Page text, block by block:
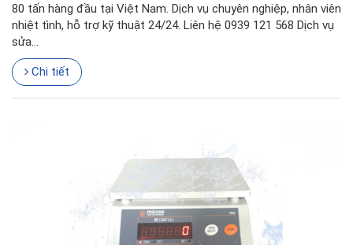
80 tấn hàng đầu tại Việt Nam. Dịch vụ chuyên nghiệp, nhân viên
nhiệt tình, hỗ trợ kỹ thuật 24/24. Liên hệ 0939 121 568 Dịch vụ
sửa...
Chi tiết